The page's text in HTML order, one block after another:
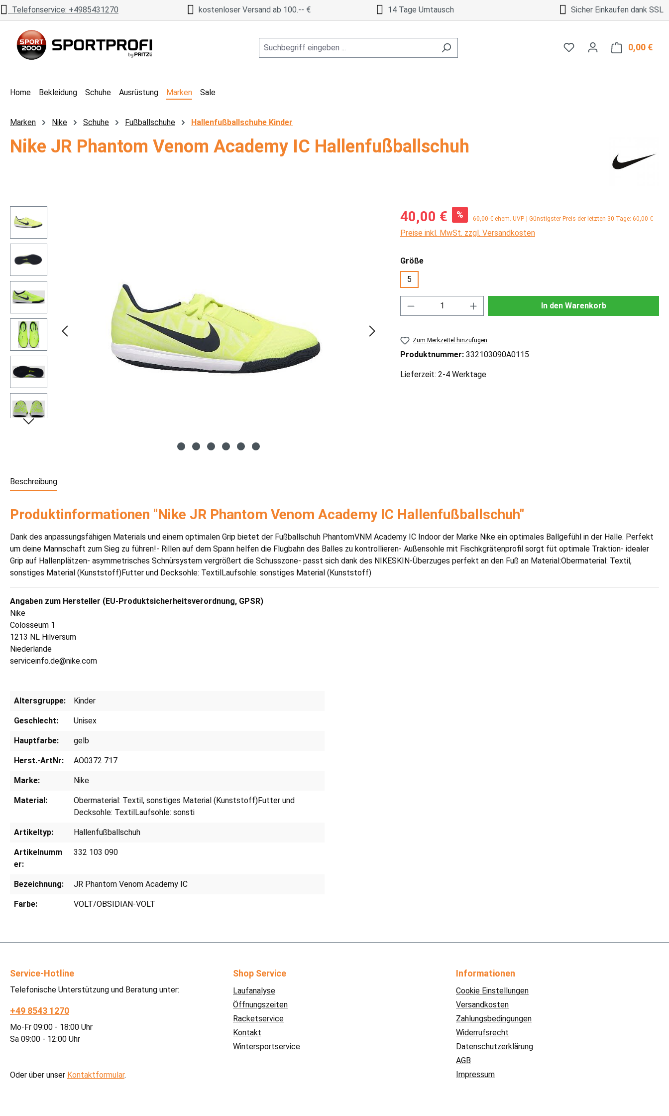
Hauptinhalt springen
Zur Suche springen
Zur Hauptnavigation springen
Telefonservice: +4985431270 kostenloser Versand ab 100.-- € 14 Tage Umtausch Sicher Einkaufen dank SSL
0,00 €
Home Bekleidung Schuhe Ausrüstung Marken Sale
Marken Nike Schuhe Fußballschuhe Hallenfußballschuhe Kinder
Nike JR Phantom Venom Academy IC Hallenfußballschuh
Verkaufspreis:
40,00 € % Regulärer Preis:
60,00 € ehem. UVP | Günstigster Preis der letzten 30 Tage: 60,00 €
Preise inkl. MwSt. zzgl. Versandkosten
Größeauswählen
5
Produkt Anzahl: Gib den gewünschten Wert ein
In den Warenkorb
Zum Merkzettel hinzufügen
Produktnummer: 332103090A0115
Lieferzeit: 2-4 Werktage
Beschreibung
Produktinformationen "Nike JR Phantom Venom Academy IC Hallenfußballschuh"
Dank des anpassungsfähigen Materials und einem optimalen Grip bietet der Fußballschuh PhantomVNM Academy IC Indoor der Marke Nike ein optimales Ballgefühl in der Halle. Perfekt
um deine Mannschaft zum Sieg zu führen!- Rillen auf dem Spann helfen die Flugbahn des Balles zu kontrollieren- Außensohle mit Fischkgrätenprofil sorgt füt optimale Traktion- idealer
Grip auf Hallenplätzen- asymmetrisches Schnürsystem vergrößert die Schusszone- passt sich dank des NIKESKIN-Überzuges perfekt an den Fuß an Material:Obermaterial: Textil,
sonstiges Material (Kunststoff)Futter und Decksohle: TextilLaufsohle: sonstiges Material (Kunststoff)
Angaben zum Hersteller (EU-Produktsicherheitsverordnung, GPSR)
Nike
Colosseum 1
1213 NL Hilversum
Niederlande
serviceinfo.de@nike.com
Altersgruppe: Kinder
Geschlecht: Unisex
Hauptfarbe: gelb
Herst.-ArtNr: AO0372 717
Marke: Nike
Material:
Obermaterial: Textil, sonstiges Material (Kunststoff)Futter und
Decksohle: TextilLaufsohle: sonsti
Artikeltyp: Hallenfußballschuh
Artikelnumm
er:
332 103 090
Bezeichnung: JR Phantom Venom Academy IC
Farbe: VOLT/OBSIDIAN-VOLT
Service-Hotline
Telefonische Unterstützung und Beratung unter:
+49 8543 1270
Mo-Fr 09:00 - 18:00 Uhr
Sa 09:00 - 12:00 Uhr
Oder über unser Kontaktformular.
Shop Service
Laufanalyse
Öffnungszeiten
Racketservice
Kontakt
Wintersportservice
Informationen
Cookie Einstellungen
Versandkosten
Zahlungsbedingungen
Widerrufsrecht
Datenschutzerklärung
AGB
Impressum